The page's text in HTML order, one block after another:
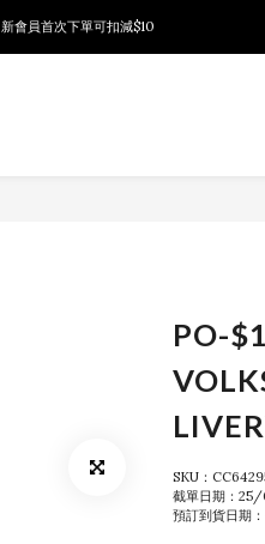
新會員首次下單可扣減$10
新會員首次下單可扣減$10
PO-
SKU：
截單日期：
預訂到貨日期